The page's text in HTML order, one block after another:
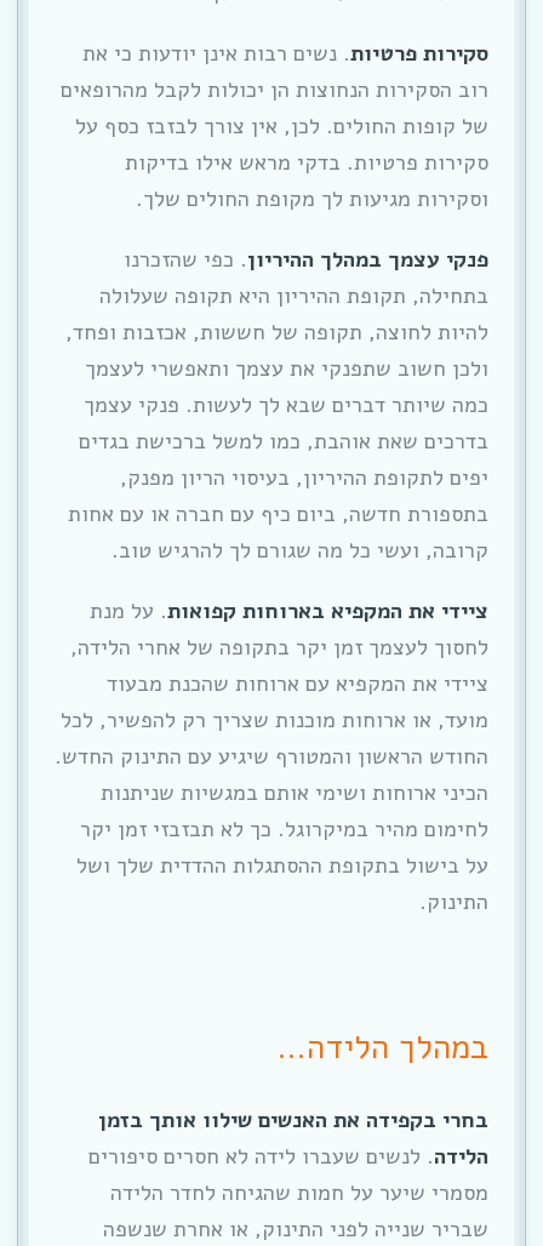
סקירות פרטיות. נשים רבות אינן יודעות כי את
רוב הסקירות הנחוצות הן יכולות לקבל מהרופאים
של קופות החולים. לכן, אין צורך לבזבז כסף על
סקירות פרטיות. בדקי מראש אילו בדיקות
וסקירות מגיעות לך מקופת החולים שלך.
פנקי עצמך במהלך ההיריון. כפי שהזכרנו
בתחילה, תקופת ההיריון היא תקופה שעלולה
להיות לחוצה, תקופה של חששות, אכזבות ופחד,
ולכן חשוב שתפנקי את עצמך ותאפשרי לעצמך
כמה שיותר דברים שבא לך לעשות. פנקי עצמך
בדרכים שאת אוהבת, כמו למשל ברכישת בגדים
יפים לתקופת ההיריון, בעיסוי הריון מפנק,
בתספורת חדשה, ביום כיף עם חברה או עם אחות
קרובה, ועשי כל מה שגורם לך להרגיש טוב.
ציידי את המקפיא בארוחות קפואות. על מנת
לחסוך לעצמך זמן יקר בתקופה של אחרי הלידה,
ציידי את המקפיא עם ארוחות שהכנת מבעוד
מועד, או ארוחות מוכנות שצריך רק להפשיר, לכל
החודש הראשון והמטורף שיגיע עם התינוק החדש.
הכיני ארוחות ושימי אותם במגשיות שניתנות
לחימום מהיר במיקרוגל. כך לא תבזבזי זמן יקר
על בישול בתקופת ההסתגלות ההדדית שלך ושל
התינוק.
במהלך הלידה…
בחרי בקפידה את האנשים שילוו אותך בזמן
הלידה. לנשים שעברו לידה לא חסרים סיפורים
מסמרי שיער על חמות שהגיחה לחדר הלידה
שבריר שנייה לפני התינוק, או אחרת שנשפה